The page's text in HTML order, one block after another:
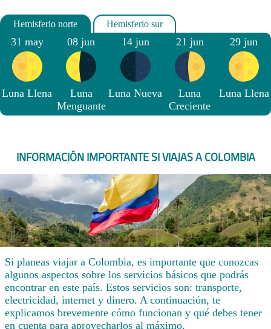
31 may
Luna Llena
08 jun
Luna
Menguante
14 jun
Luna Nueva
21 jun
Luna
Creciente
29 jun
Luna Llena
INFORMACIÓN IMPORTANTE SI VIAJAS A COLOMBIA
Si planeas viajar a Colombia, es importante que conozcas
algunos aspectos sobre los servicios básicos que podrás
encontrar en este país. Estos servicios son: transporte,
electricidad, internet y dinero. A continuación, te
explicamos brevemente cómo funcionan y qué debes tener
en cuenta para aprovecharlos al máximo.